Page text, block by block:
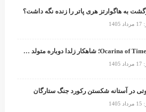
به هاگوارتز هری پاتر را زنده نگه داشت؟
بازگشت Ocarina of Time؛ شاهکار زلدا دوباره متولد می‌شود
در آستانه شکستن رکورد جنگ ستارگان